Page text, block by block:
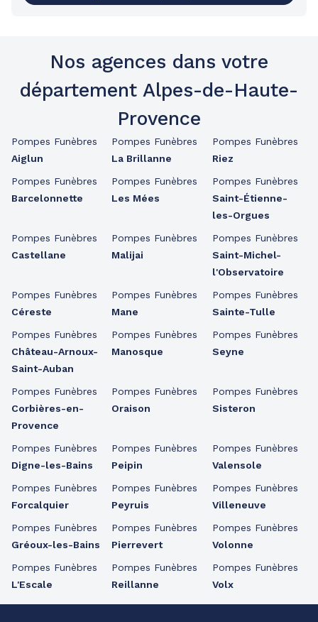
Nos agences dans votre
département Alpes-de-Haute-
Provence
Pompes Funèbres
Aiglun
Pompes Funèbres
Barcelonnette
Pompes Funèbres
Castellane
Pompes Funèbres
Céreste
Pompes Funèbres
Château-Arnoux-
Saint-Auban
Pompes Funèbres
Corbières-en-
Provence
Pompes Funèbres
Digne-les-Bains
Pompes Funèbres
Forcalquier
Pompes Funèbres
Gréoux-les-Bains
Pompes Funèbres
L'Escale
Pompes Funèbres
La Brillanne
Pompes Funèbres
Les Mées
Pompes Funèbres
Malijai
Pompes Funèbres
Mane
Pompes Funèbres
Manosque
Pompes Funèbres
Oraison
Pompes Funèbres
Peipin
Pompes Funèbres
Peyruis
Pompes Funèbres
Pierrevert
Pompes Funèbres
Reillanne
Pompes Funèbres
Riez
Pompes Funèbres
Saint-Étienne-
les-Orgues
Pompes Funèbres
Saint-Michel-
l'Observatoire
Pompes Funèbres
Sainte-Tulle
Pompes Funèbres
Seyne
Pompes Funèbres
Sisteron
Pompes Funèbres
Valensole
Pompes Funèbres
Villeneuve
Pompes Funèbres
Volonne
Pompes Funèbres
Volx